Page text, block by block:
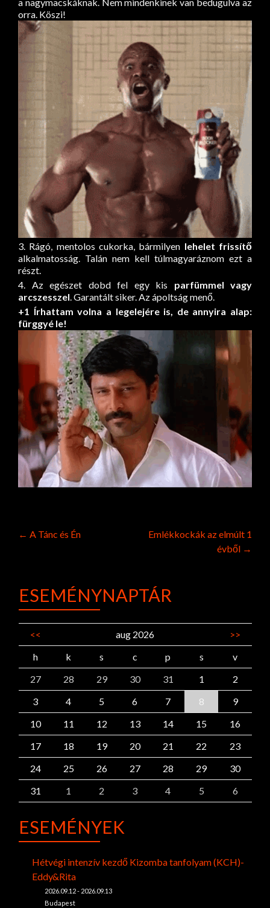
orra. Köszi!
3. Rágó, mentolos cukorka, bármilyen lehelet frissítő
alkalmatosság. Talán nem kell túlmagyaráznom ezt a
részt.
4. Az egészet dobd fel egy kis parfümmel vagy
arcszesszel. Garantált siker. Az ápoltság menő.
+1 Írhattam volna a legelejére is, de annyira alap:
fürggyé le!
Post
← A Tánc és Én
Emlékkockák az elmúlt 1
évből →
ESEMÉNYNAPTÁR
<< aug 2026
>>
h
k s c p s
v
27
28 29 30 31 1
2
3
4 5 6 7 8
9
10
11 12 13 14 15
16
17
18 19 20 21 22
23
24
25 26 27 28 29
30
31
1 2 3 4 5 6
ESEMÉNYEK
Hétvégi intenzív kezdő Kizomba tanfolyam (KCH)-
Eddy&Rita
2026.09.12 - 2026.09.13
Budapest